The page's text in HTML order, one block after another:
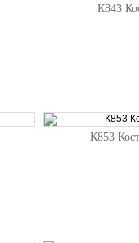
К843
К853